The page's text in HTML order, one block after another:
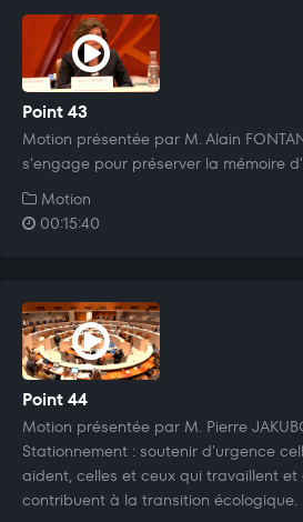
Point 43
Motion présentée par M. Alain
s'engage pour préserver la mémoire
Motion
00:15:40
Point 44
Motion présentée par M. Pierre
Stationnement : soutenir d'urgence
aident, celles et ceux qui travaillent et
contribuent à la transition écologique.